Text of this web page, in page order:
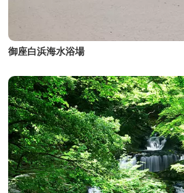
御座白浜海水浴場